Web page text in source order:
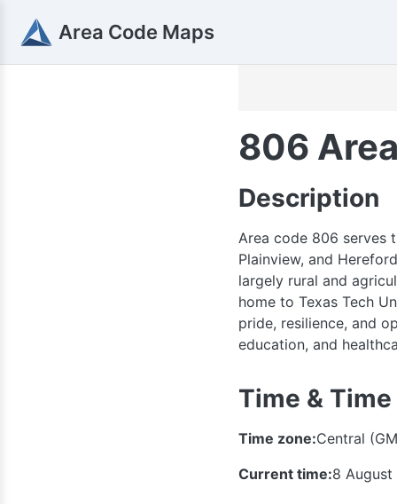
Area Code Maps
806
Description
Area code 806 serves
Plainview, and
largely rural and
home to Texas Tech
pride, resilience, and
education, and
Time &
Time zone:Central
Current time:8 719
303 / 720